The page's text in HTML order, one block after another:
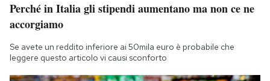
Perché in Italia gli stipendi aumentano ma non ce ne
accorgiamo
Se avete un reddito inferiore ai 50mila euro è probabile che
leggere questo articolo vi causi sconforto